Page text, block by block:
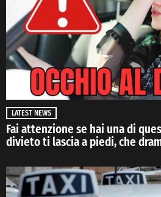
LATEST NEWS
Fai attenzione se hai una di
divieto ti lascia a piedi, che